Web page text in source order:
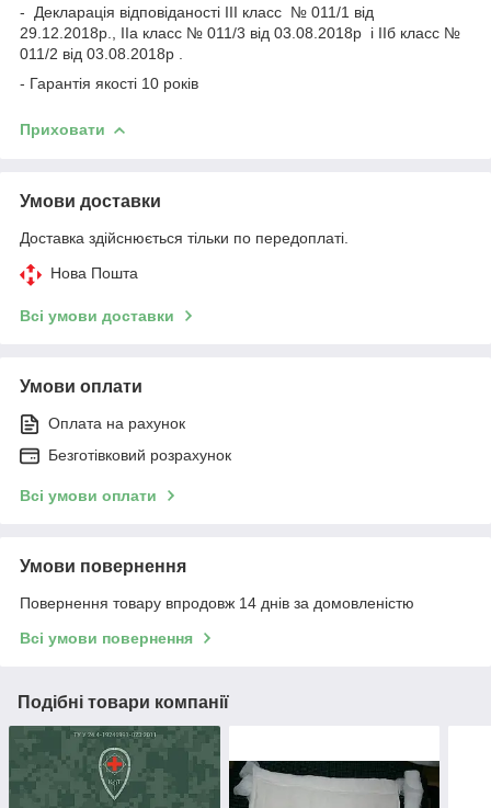
- Декларація відповіданості ІІІ класс № 011/1 від
29.12.2018р., ІІа класс № 011/3 від 03.08.2018р і ІІб класс №
011/2 від 03.08.2018р .
- Гарантія якості 10 років
Приховати
Умови доставки
Доставка здійснюється тільки по передоплаті.
Нова Пошта
Всі умови доставки
Умови оплати
Оплата на рахунок
Безготівковий розрахунок
Всі умови оплати
Умови повернення
Повернення товару впродовж 14 днів за домовленістю
Всі умови повернення
Подібні товари компанії